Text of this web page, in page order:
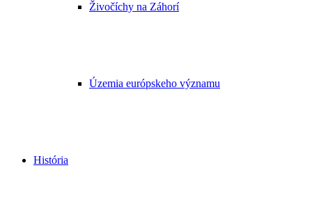
Živočíchy na Záhorí
Územia európskeho významu
História